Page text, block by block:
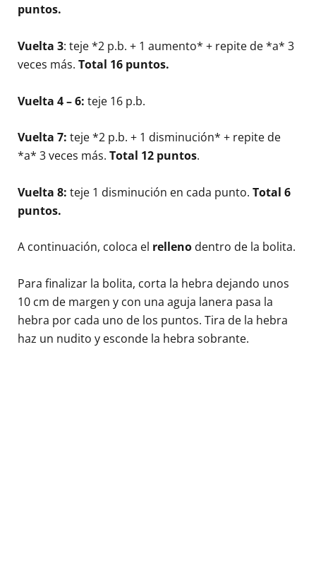
puntos.
Vuelta 3: teje *2 p.b. + 1 aumento* + repite de *a* 3
veces más. Total 16 puntos.
Vuelta 4 – 6: teje 16 p.b.
Vuelta 7: teje *2 p.b. + 1 disminución* + repite de
*a* 3 veces más. Total 12 puntos.
Vuelta 8: teje 1 disminución en cada punto. Total 6
puntos.
A continuación, coloca el rellenodentro de la bolita.
Para finalizar la bolita, corta la hebra dejando unos
10 cm de margen y con una aguja lanera pasa la
hebra por cada uno de los puntos. Tira de la hebra
haz un nudito y esconde la hebra sobrante.